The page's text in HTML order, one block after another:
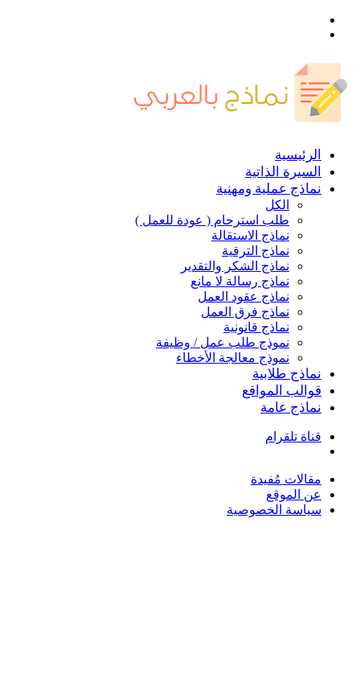
الرئيسية
السيرة الذاتية
نماذج عملية ومهنية
الكل
طلب استرحام ( عودة للعمل )
نماذج الاستقالة
نماذج الترقية
نماذج الشكر والتقدير
نماذج رسالة لا مانع
نماذج عقود العمل
نماذج فرق العمل
نماذج قانونية
نموذج طلب عمل / وظيفة
نموذج معالجة الأخطاء
نماذج طلابية
قوالب المواقع
نماذج عامة
قناة تلقرام
مقالات مُفيدة
عن الموقع
سياسة الخصوصية